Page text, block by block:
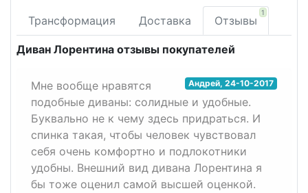
Трансформация Доставка Отзывы
1
Диван Лорентина отзывы покупателей
Андрей,24-10-2017
Мне вообще нравятся
подобные диваны: солидные и удобные.
Буквально не к чему здесь придраться. И
спинка такая, чтобы человек чувствовал
себя очень комфортно и подлокотники
удобны. Внешний вид дивана Лорентина я
бы тоже оценил самой высшей оценкой.